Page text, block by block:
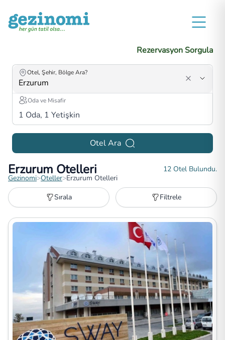
Rezervasyon Sorgula
Otel, Şehir, Bölge Ara?
Oda ve Misafir
1 Oda, 1 Yetişkin
Otel Ara
Erzurum Otelleri 12 Otel Bulundu.
Gezinomi>Oteller>Erzurum Otelleri
Sırala
Filtrele